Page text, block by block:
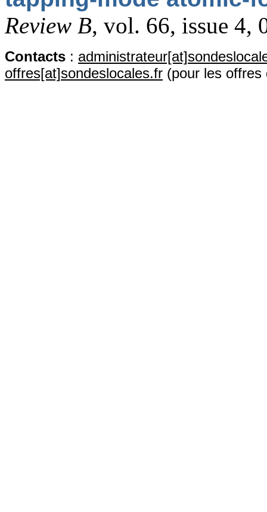
Review B, vol. 66, issue 4,
Contacts :
offres[at]sondeslocales.fr (pour les offres